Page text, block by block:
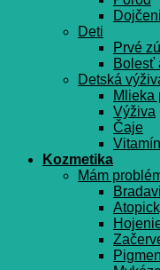
Deti
Prvé
Bolesť
Detská
Mlieka
Výživa
Čaje
Kozmetika
Mám